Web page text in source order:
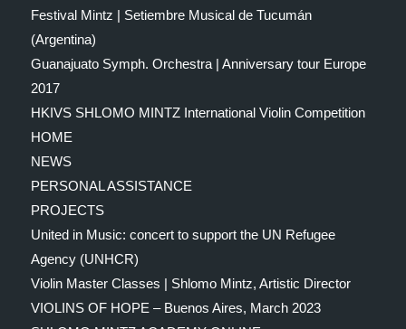
Festival Mintz | Setiembre Musical de Tucumán
(Argentina)
Guanajuato Symph. Orchestra | Anniversary tour Europe
2017
HKIVS SHLOMO MINTZ International Violin Competition
HOME
NEWS
PERSONAL ASSISTANCE
PROJECTS
United in Music: concert to support the UN Refugee
Agency (UNHCR)
Violin Master Classes | Shlomo Mintz, Artistic Director
VIOLINS OF HOPE – Buenos Aires, March 2023